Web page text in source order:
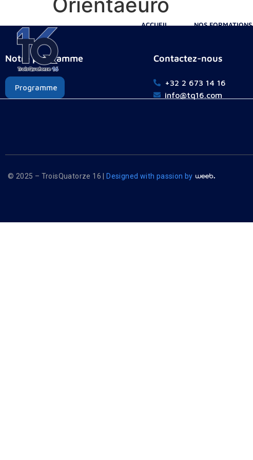
ACCUEIL NOS FORMATIONS
Notre programme
Programme
Contactez-nous
+32 2 673 14 16
info@tq16.com
© 2025 – TroisQuatorze 16 | Designed with passion by